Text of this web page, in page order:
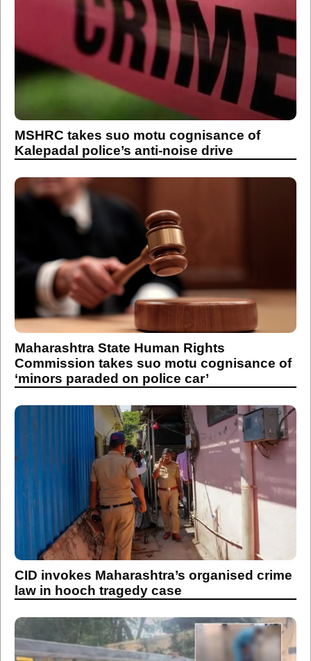
MSHRC takes suo motu cognisance of
Kalepadal police’s anti-noise drive
Maharashtra State Human Rights
Commission takes suo motu cognisance of
‘minors paraded on police car’
CID invokes Maharashtra’s organised crime
law in hooch tragedy case